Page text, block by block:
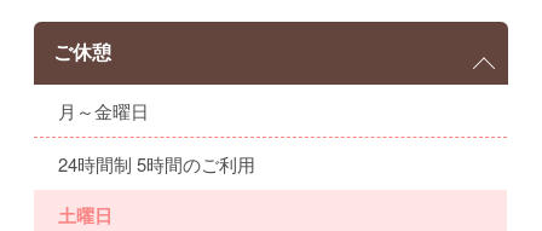
ご休憩
月～金曜日
24時間制 5時間のご利用
土曜日